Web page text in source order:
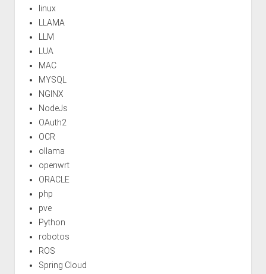
linux
LLAMA
LLM
LUA
MAC
MYSQL
NGINX
NodeJs
OAuth2
OCR
ollama
openwrt
ORACLE
php
pve
Python
robotos
ROS
Spring Cloud